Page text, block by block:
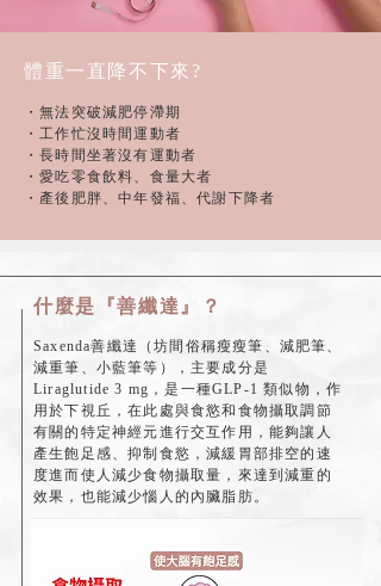
體重一直降不下來?
​・無法突破減肥停滯期
・工作忙沒時間運動者
・長時間坐著沒有運動者
・愛吃零食飲料、食量大者
・產後肥胖、中年發福、代謝下降者
什麼是​『善纖達』？
Saxenda善纖達（坊間俗稱瘦瘦筆、減肥筆、
減重筆、小藍筆等），主要成分是
Liraglutide 3 mg，是一種GLP-1 類似物，作
用於下視丘，在此處與食慾和食物攝取調節
有關的特定神經元進行交互作用，能夠讓人
產生飽足感、抑制食慾，減緩胃部排空的速
度進而使人減少食物攝取量，來達到減重的
效果，也能減少惱人的內臟脂肪。